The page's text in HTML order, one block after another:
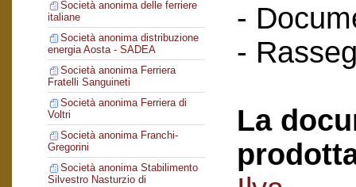
Società anonima delle ferriere
italiane
Società anonima distribuzione
energia Aosta - SADEA
Società anonima Ferriera
Fratelli Sanguineti
Società anonima Ferriera di
Voltri
Società anonima Franchi-
Gregorini
Società anonima Stabilimento
Silvestro Nasturzio di
-
-
La